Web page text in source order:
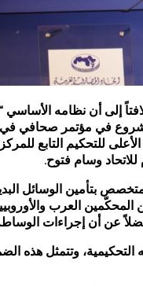
في مؤتمر صحافي
للتحكيم التابع
وسام فتوح.
بتأمين الوسائل
عن أن إجراءات
وتتمثل هذه